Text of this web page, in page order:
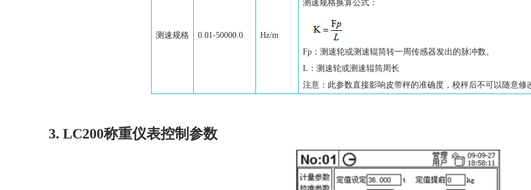
测速规格 0.01-50000.0 Hz/m
测速规格换算公式：
Fp：测速轮或测速辊筒转一周传感器发出的脉冲数。
L：测速轮或测速辊筒周长
注意：此参数直接影响皮带秤的准确度，校秤后不可以随意修
3. LC200称重仪表控制参数